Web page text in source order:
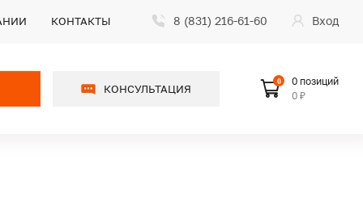
КОНТАКТЫ 8 (831) 216-61-60 Вход
КОНСУЛЬТАЦИЯ
0
0 позиций
0 ₽